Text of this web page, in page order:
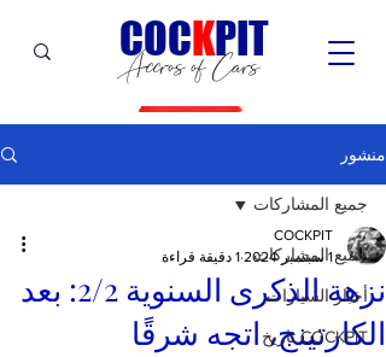
Accros of Cars
COCKPIT
منشور
جميع المشاركات
أخبار السيارات
COCKPIT تاريخ
جميع المشاركات
نزهة الذكرى السنوية 2/2: بعد
الكارتينج، اتجه شرقًا
COCKPIT
1 سبتمبر 2024
1 دقيقة قراءة